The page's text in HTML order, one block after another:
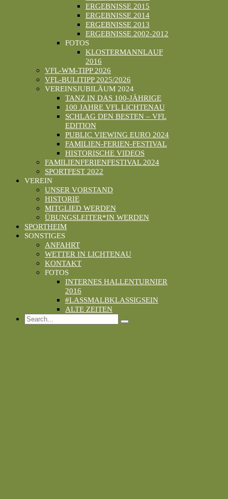
ERGEBNISSE 2015
ERGEBNISSE 2014
ERGEBNISSE 2013
ERGEBNISSE 2002-2012
FOTOS
KLOSTERMANNLAUF
2016
VFL-WM-TIPP 2026
VFL-BULITIPP 2025/2026
VEREINSJUBILÄUM 2024
TANZ IN DAS 100-JÄHRIGE
100 JAHRE VFL LICHTENAU
SCHLAG DEN BESTEN – VFL
EDITION
PUBLIC VIEWING EURO 2024
FAMILIEN-FERIEN-FESTIVAL
HISTORISCHE VIDEOS
FAMILIENFERIENFESTIVAL 2024
SPORTFEST 2022
VEREIN
UNSER VORSTAND
HISTORIE
MITGLIED WERDEN
ÜBUNGSLEITER*IN WERDEN
SPORTHEIM
SONSTIGES
ANFAHRT
WETTER IN LICHTENAU
KONTAKT
FOTOS
INTERNES HALLENTURNIER
2016
#LASSMALBKLASSIGSEIN
ALTE ZEITEN
Search